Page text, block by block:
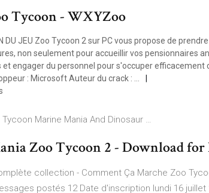
Tycoon - WXYZoo
DU JEU Zoo Tycoon 2 sur PC vous propose de
non seulement pour accueillir vos pensionnaires
engager du personnel pour s'occuper efficacement
: Microsoft Auteur du crack : …
Marine Mania And Dinosaur …
Zoo Tycoon 2 - Download for
collection - Comment Ça Marche Zoo
postés 12 Date d'inscription lundi 16